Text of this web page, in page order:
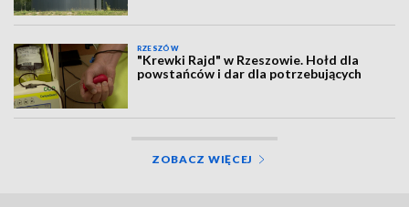
RZESZÓW
"Krewki Rajd" w Rzeszowie. Hołd dla
powstańców i dar dla potrzebujących
ZOBACZ WIĘCEJ